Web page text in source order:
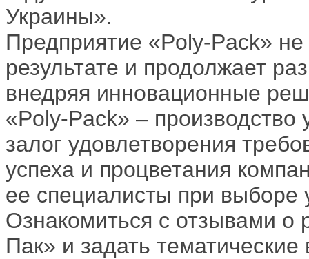
Украины».
Предприятие «Poly-Pack» не
результате и продолжает
внедряя инновационные
«Poly-Pack» ‒ производство
залог удовлетворения
успеха и процветания
ее специалисты при выборе
Ознакомиться с отзывами
Пак» и задать